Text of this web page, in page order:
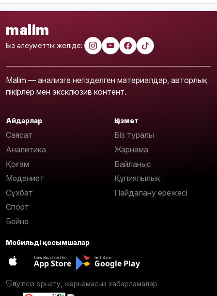
malim
Біз әлеуметтік желіде:
Malim — анализге негізделген материалдар, авторлық
пікірлер мен эксклюзив контент.
Айдарлар
Саясат
Аналитика
Қоғам
Мәдениет
Сұхбат
Спорт
Бейне
Қызмет
Біз туралы
Жарнама
Байланыс
Құпиялылық
Пайдалану ережесі
Мобильді қосымшалар
Download on the
App Store
Get it on
Google Play
Қауіпсіз орнату, жарнамасыз хабарламалар.